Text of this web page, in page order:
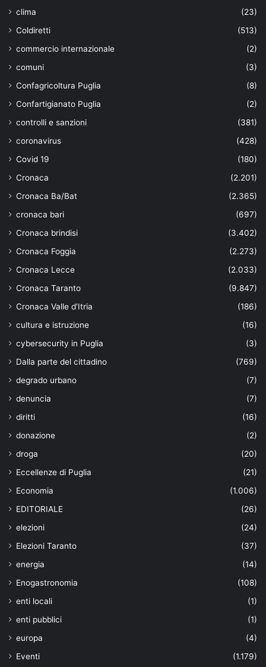
clima
(23)
Coldiretti
(513)
commercio internazionale
(2)
comuni
(3)
Confagricoltura Puglia
(8)
Confartigianato Puglia
(2)
controlli e sanzioni
(381)
coronavirus
(428)
Covid 19
(180)
Cronaca
(2.201)
Cronaca Ba/Bat
(2.365)
cronaca bari
(697)
Cronaca brindisi
(3.402)
Cronaca Foggia
(2.273)
Cronaca Lecce
(2.033)
Cronaca Taranto
(9.847)
Cronaca Valle d'Itria
(186)
cultura e istruzione
(16)
cybersecurity in Puglia
(3)
Dalla parte del cittadino
(769)
degrado urbano
(7)
denuncia
(7)
diritti
(16)
donazione
(2)
droga
(20)
Eccellenze di Puglia
(21)
Economia
(1.006)
EDITORIALE
(26)
elezioni
(24)
Elezioni Taranto
(37)
energia
(14)
Enogastronomia
(108)
enti locali
(1)
enti pubblici
(1)
europa
(4)
Eventi
(1.179)